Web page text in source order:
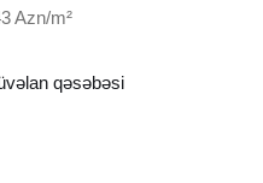
Azn/m²
qəsəbəsi